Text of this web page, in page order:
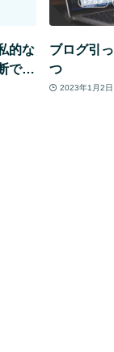
的な
でき
ブログ引
つ
2023年1月2日